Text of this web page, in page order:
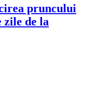
pruncului
zile de la